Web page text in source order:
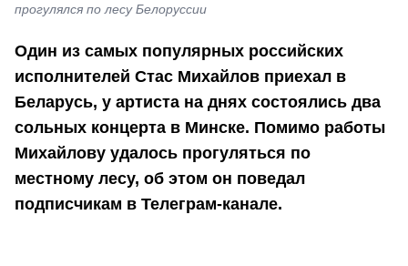
прогулялся по лесу Белоруссии
Один из самых популярных российских
исполнителей Стас Михайлов приехал в
Беларусь, у артиста на днях состоялись два
сольных концерта в Минске. Помимо работы
Михайлову удалось прогуляться по
местному лесу, об этом он поведал
подписчикам в Телеграм-канале.